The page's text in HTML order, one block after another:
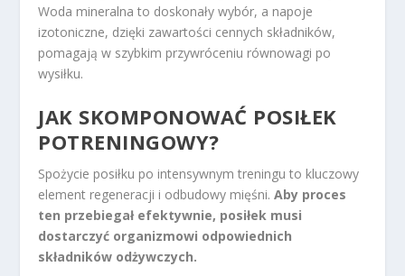
Woda mineralna to doskonały wybór, a napoje
izotoniczne, dzięki zawartości cennych składników,
pomagają w szybkim przywróceniu równowagi po
wysiłku.
JAK SKOMPONOWAĆ POSIŁEK
POTRENINGOWY?
Spożycie posiłku po intensywnym treningu to kluczowy
element regeneracji i odbudowy mięśni.Aby proces
ten przebiegał efektywnie, posiłek musi
dostarczyć organizmowi odpowiednich
składników odżywczych.